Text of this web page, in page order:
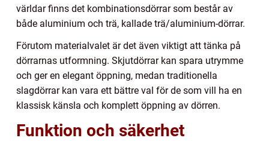
världar finns det kombinationsdörrar som består av
både aluminium och trä, kallade trä/aluminium-dörrar.
Förutom materialvalet är det även viktigt att tänka på
dörrarnas utformning. Skjutdörrar kan spara utrymme
och ger en elegant öppning, medan traditionella
slagdörrar kan vara ett bättre val för de som vill ha en
klassisk känsla och komplett öppning av dörren.
Funktion och säkerhet